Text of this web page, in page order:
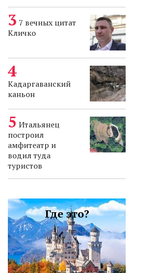
7 вечных цитат
Кличко
Кадаргаванский
каньон
Итальянец
построил
амфитеатр и
водил туда
туристов
Где это?